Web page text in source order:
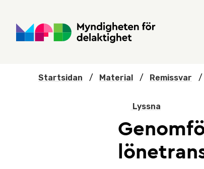
Startsidan / Material / Remissvar /
Lyssna